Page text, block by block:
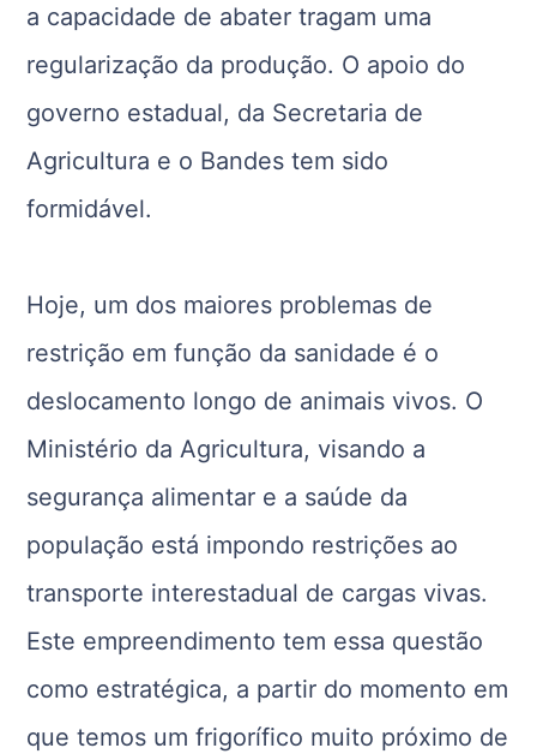
a capacidade de abater tragam uma
regularização da produção. O apoio do
governo estadual, da Secretaria de
Agricultura e o Bandes tem sido
formidável.
Hoje, um dos maiores problemas de
restrição em função da sanidade é o
deslocamento longo de animais vivos. O
Ministério da Agricultura, visando a
segurança alimentar e a saúde da
população está impondo restrições ao
transporte interestadual de cargas vivas.
Este empreendimento tem essa questão
como estratégica, a partir do momento em
que temos um frigorífico muito próximo de